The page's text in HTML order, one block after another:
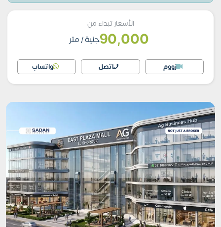
الأسعار تبداء من
90,000جنية/ متر
زووم اتصل واتساب